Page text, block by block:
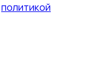
политикой